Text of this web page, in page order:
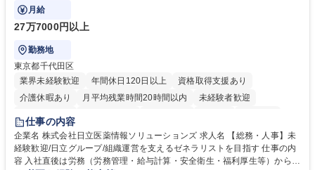
ます。
月給
27万7000円以上
勤務地
東京都千代田区
業界未経験歓迎
年間休日120日以上
資格取得支援あり
介護休暇あり
月平均残業時間20時間以内
未経験者歓迎
住宅手当あり
育休あり
完全週休2日制 交通費支給 土日祝休み 寮・社宅あり
仕事の内容
企業名 株式会社日立医薬情報ソリューションズ 求人名 【総務・人事】未
経験歓迎/日立グループ/組織運営を支えるゼネラリストを目指す 仕事の内
容 入社直後は労務（労務管理・給与計算・安全衛生・福利厚生等）からお